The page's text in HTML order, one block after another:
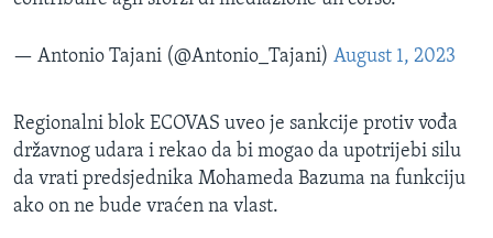
— Antonio Tajani (@Antonio_Tajani) August 1, 2023
Regionalni blok ECOVAS uveo je sankcije protiv vođa
državnog udara i rekao da bi mogao da upotrijebi silu
da vrati predsjednika Mohameda Bazuma na funkciju
ako on ne bude vraćen na vlast.